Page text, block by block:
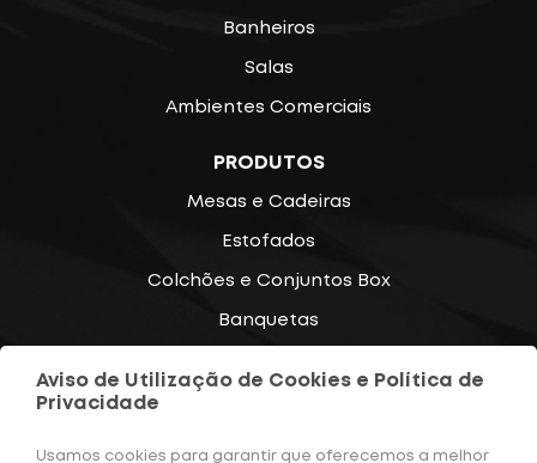
Banheiros
Salas
Ambientes Comerciais
PRODUTOS
Mesas e Cadeiras
Estofados
Colchões e Conjuntos Box
Banquetas
CONTATOS
Aviso de Utilização de Cookies e Política de
Privacidade
Usamos cookies para garantir que oferecemos a melhor